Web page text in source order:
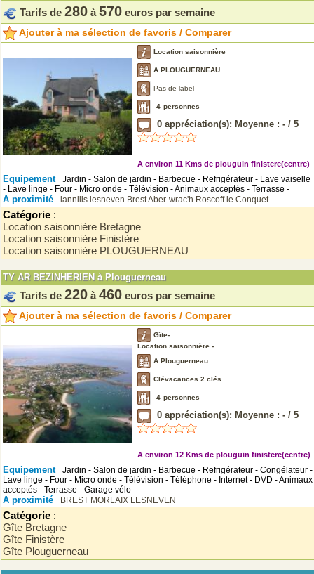
Tarifs de 280 à 570 euros par semaine
Ajouter à ma sélection de favoris / Comparer
Location saisonnière
A PLOUGUERNEAU
Pas de label
4 personnes
0 appréciation(s): Moyenne : - / 5
A environ 11 Kms de plouguin finistere(centre)
Equipement
Jardin - Salon de jardin - Barbecue - Refrigérateur - Lave vaiselle
- Lave linge - Four - Micro onde - Télévision - Animaux acceptés - Terrasse -
A proximité lannilis lesneven BrestAber-wrac'h Roscoff le Conquet
Catégorie :
Location saisonnière Bretagne
Location saisonnière Finistère
Location saisonnière PLOUGUERNEAU
TY AR BEZINHERIEN à Plouguerneau
Tarifs de 220 à 460 euros par semaine
Ajouter à ma sélection de favoris / Comparer
Gîte-
Location saisonnière -
A Plouguerneau
Clévacances 2 clés
4 personnes
0 appréciation(s): Moyenne : - / 5
A environ 12 Kms de plouguin finistere(centre)
Equipement
Jardin - Salon de jardin - Barbecue - Refrigérateur - Congélateur -
Lave linge - Four - Micro onde - Télévision - Téléphone - Internet - DVD - Animaux
acceptés - Terrasse - Garage vélo -
A proximité BREST MORLAIX LESNEVEN
Catégorie :
Gîte Bretagne
Gîte Finistère
Gîte Plouguerneau